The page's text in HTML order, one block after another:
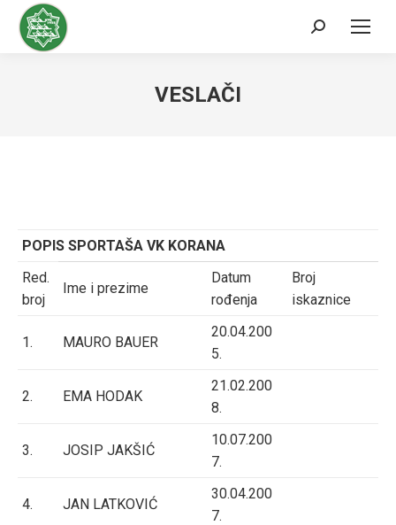
Search:
VESLAČI
POPIS SPORTAŠA VK KORANA
Red.
broj
Ime i prezime
Datum
rođenja
Broj
iskaznice
1. MAURO BAUER
20.04.200
5.
2. EMA HODAK
21.02.200
8.
3. JOSIP JAKŠIĆ
10.07.200
7.
4. JAN LATKOVIĆ
30.04.200
7.